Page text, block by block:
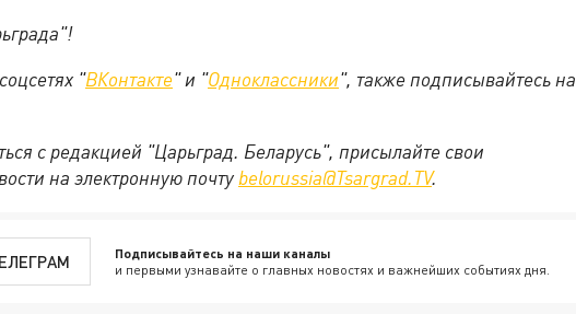
"ВКонтакте" и "Одноклассники", также подписывайтесь на
с редакцией "Царьград. Беларусь", присылайте свои
на электронную почту belorussia@Tsargrad.TV.
Подписывайтесь на наши каналы
и первыми узнавайте о главных новостях и важнейших событиях дня.